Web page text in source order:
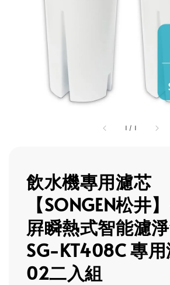
1 / 1
飲水機專用濾芯
【SONGEN松井
屛瞬熱式智能濾
SG-KT408C 專用
02二入組